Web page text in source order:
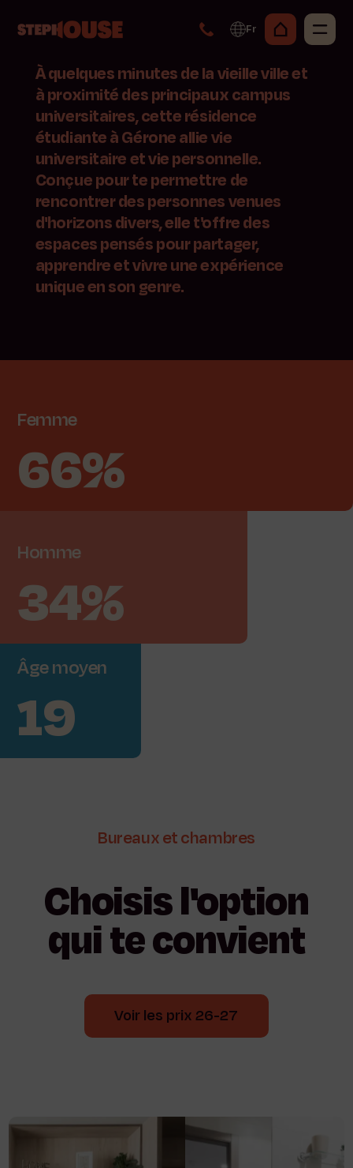
Fr
À quelques minutes de la vieille ville et
à proximité des principaux campus
universitaires, cette résidence
étudiante à Gérone allie vie
universitaire et vie personnelle.
Conçue pour te permettre de
rencontrer des personnes venues
d'horizons divers, elle t'offre des
espaces pensés pour partager,
apprendre et vivre une expérience
unique en son genre.
Femme
66%
Homme
34%
Âgemoyen
19
Bureauxetchambres
Choisisl'option
quiteconvient
Voir les prix 26-27